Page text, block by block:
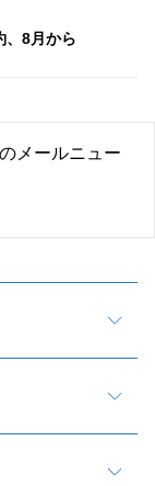
、8月から
メールニュー